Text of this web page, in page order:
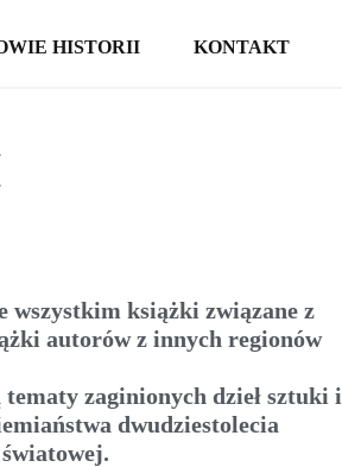
książki związane z
autorów z innych regionów
zaginionych dzieł sztuki i
dwudziestolecia
HISTORII KONTAKT